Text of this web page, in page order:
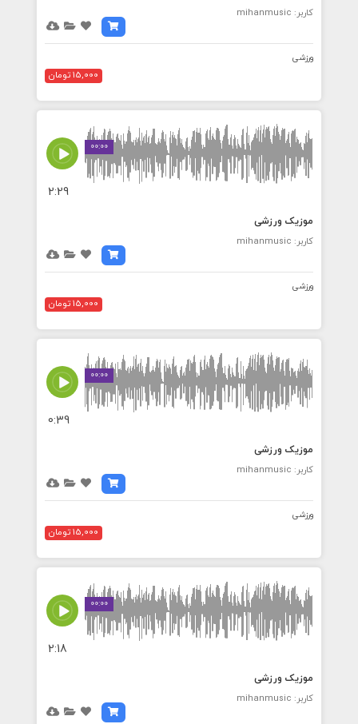
کاربر: mihanmusic
ورزشی
15,000 تومان
00:00
2:29
موزیک ورزشی
کاربر: mihanmusic
ورزشی
15,000 تومان
00:00
0:39
موزیک ورزشی
کاربر: mihanmusic
ورزشی
15,000 تومان
00:00
2:18
موزیک ورزشی
کاربر: mihanmusic